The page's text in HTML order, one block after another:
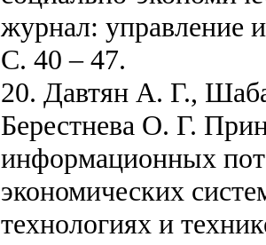
журнал: управление
С. 40 – 47.
20. Давтян А. Г.,
Берестнева О. Г.
информационных
экономических
технологиях и